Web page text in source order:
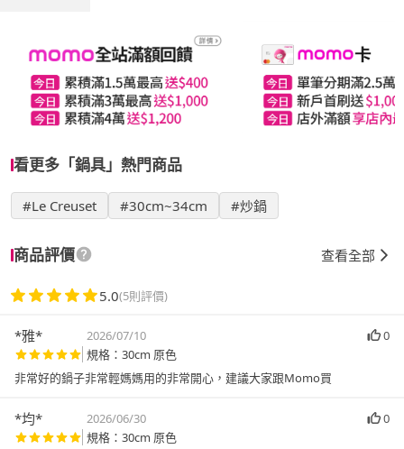
看更多「鍋具」熱門商品
#Le Creuset #30cm~34cm #炒鍋
商品評價 查看全部
5.0(5則評價)
*雅* 2026/07/10
0
規格：30cm 原色
非常好的鍋子非常輕媽媽用的非常開心，建議大家跟Momo買
*均* 2026/06/30
0
規格：30cm 原色